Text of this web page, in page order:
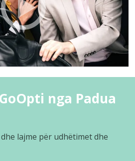
nga Padua
lajme për udhëtimet dhe